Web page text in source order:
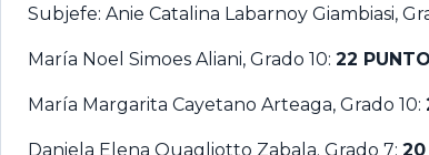
Subjefe: Anie Catalina Labarnoy Giambiasi,
María Noel Simoes Aliani, Grado 10: 22
María Margarita Cayetano Arteaga, Grado 10:
Daniela Elena Quagliotto Zabala. Grado 7: 20